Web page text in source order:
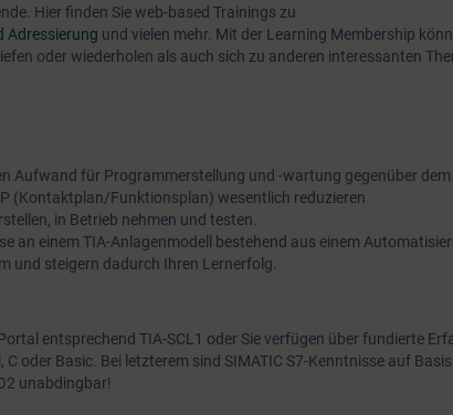
Hier finden Sie web-based Trainings zu
Adressierung und vielen mehr. Mit der Learning Membership
oder wiederholen als auch sich zu anderen interessanten
Aufwand für Programmerstellung und -wartung gegenüber
(Kontaktplan/Funktionsplan) wesentlich reduzieren
in Betrieb nehmen und testen.
an einem TIA-Anlagenmodell bestehend aus einem
und steigern dadurch Ihren Lernerfolg.
entsprechend TIA-SCL1 oder Sie verfügen über fundierte
oder Basic. Bei letzterem sind SIMATIC S7-Kenntnisse auf Basis
unabdingbar!